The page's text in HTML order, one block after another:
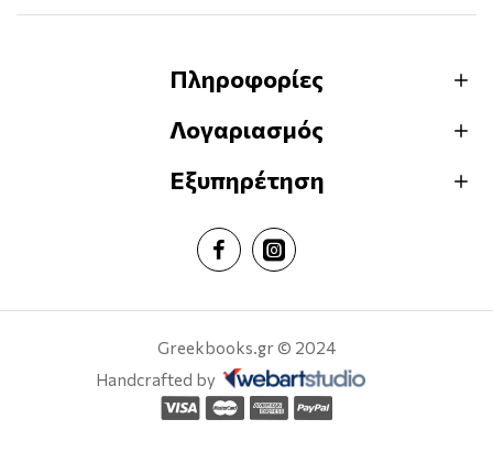
Πληροφορίες
Λογαριασμός
Εξυπηρέτηση
Greekbooks.gr © 2024
Handcrafted by